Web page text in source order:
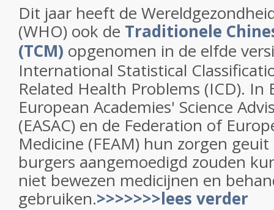
Dit jaar heeft de
(WHO) ook de Traditionele
(TCM) opgenomen in de elfde
International Statistical
Related Health Problems (ICD). In
European Academies' Science
(EASAC) en de Federation of
Medicine (FEAM) hun zorgen
burgers aangemoedigd zouden
niet bewezen medicijnen en
gebruiken.>>>>>>>lees verder